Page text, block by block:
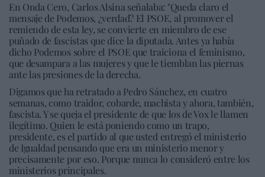
En Onda Cero, Carlos Alsina señalaba: "Queda claro el
mensaje de Podemos, ¿verdad? El PSOE, al promover el
remiendo de esta ley, se convierte en miembro de ese
puñado de fascistas que dice la diputada. Antes ya había
dicho Podemos sobre el PSOE que traiciona el feminismo,
que desampara a las mujeres y que le tiemblan las piernas
ante las presiones de la derecha.
Digamos que ha retratado a Pedro Sánchez, en cuatro
semanas, como traidor, cobarde, machista y ahora, también,
fascista. Y se queja el presidente de que los de Vox le llamen
ilegítimo. Quien le está poniendo como un trapo,
presidente, es el partido al que usted entregó el ministerio
de Igualdad pensando que era un ministerio menor y
precisamente por eso. Porque nunca lo consideró entre los
ministerios principales.